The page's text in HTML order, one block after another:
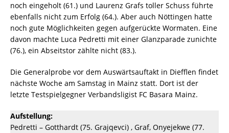
noch eingeholt (61.) und Laurenz Grafs toller Schuss führte
ebenfalls nicht zum Erfolg (64.). Aber auch Nöttingen hatte
noch gute Möglichkeiten gegen aufgerückte Wormaten. Eine
davon machte Luca Pedretti mit einer Glanzparade zunichte
(76.), ein Abseitstor zählte nicht (83.).
Die Generalprobe vor dem Auswärtsauftakt in Diefflen findet
nächste Woche am Samstag in Mainz statt. Dort ist der
letzte Testspielgegner Verbandsligist FC Basara Mainz.
Aufstellung:
Pedretti – Gotthardt (75. Grajqevci) , Graf, Onyejekwe (77.